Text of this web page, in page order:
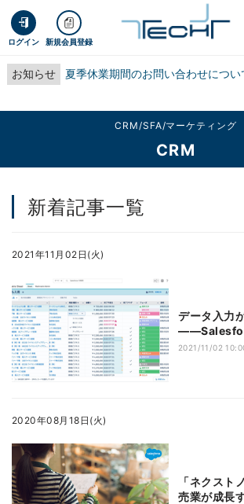
ログイン 新規会員登録
お知らせ 夏季休業期間のお問い合わせについ
CRM/SFA/マーケティング
CRM
新着記事一覧
2021年11月02日(火)
データ入力
解消する、
2021/11/02
2020年08月18日(火)
「ネクスト
売業が成長